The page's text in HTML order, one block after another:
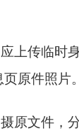
上传临时
原件照片。
原文件，